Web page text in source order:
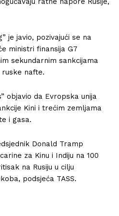
je javio, pozivajući se na
ministri finansija G7
sekundarnim sankcijama
ruske nafte.
objavio da Evropska unija
Kini i trećim zemljama
i gasa.
Donald Tramp
za Kinu i Indiju na 100
na Rusiju u cilju
podsjeća TASS.